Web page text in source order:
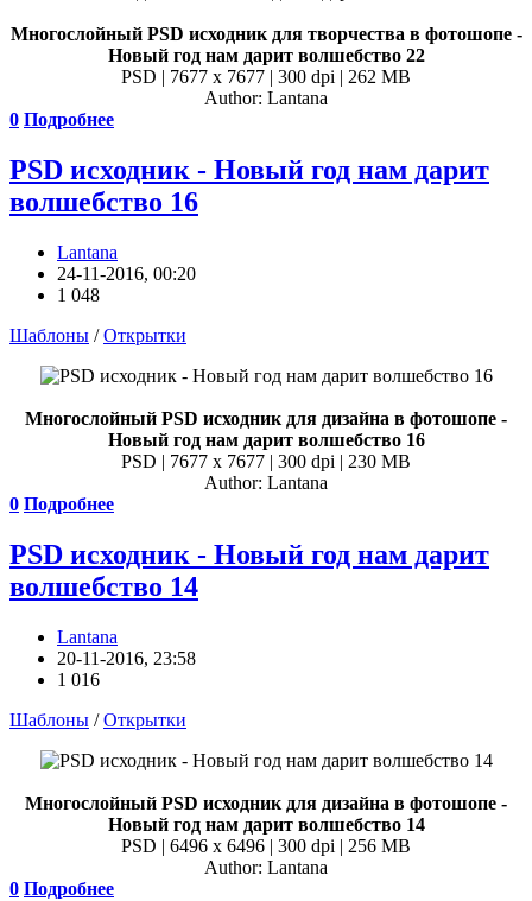
Многослойный PSD исходник для творчества в фотошопе -
Новый год нам дарит волшебство 22
PSD | 7677 x 7677 | 300 dpi | 262 MB
Author: Lantana
0 Подробнее
PSD исходник - Новый год нам дарит
волшебство 16
Lantana
24-11-2016, 00:20
1 048
Шаблоны /Открытки
Многослойный PSD исходник для дизайна в фотошопе -
Новый год нам дарит волшебство 16
PSD | 7677 x 7677 | 300 dpi | 230 MB
Author: Lantana
0 Подробнее
PSD исходник - Новый год нам дарит
волшебство 14
Lantana
20-11-2016, 23:58
1 016
Шаблоны /Открытки
Многослойный PSD исходник для дизайна в фотошопе -
Новый год нам дарит волшебство 14
PSD | 6496 x 6496 | 300 dpi | 256 MB
Author: Lantana
0 Подробнее